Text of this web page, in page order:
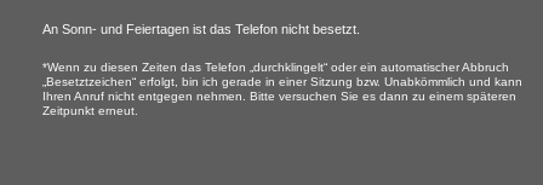
An Sonn- und Feiertagen ist das Telefon nicht besetzt.
*Wenn zu diesen Zeiten das Telefon „durchklingelt“ oder ein automatischer Abbruch
„Besetztzeichen“ erfolgt, bin ich gerade in einer Sitzung bzw. Unabkömmlich und kann
Ihren Anruf nicht entgegen nehmen. Bitte versuchen Sie es dann zu einem späteren
Zeitpunkt erneut.